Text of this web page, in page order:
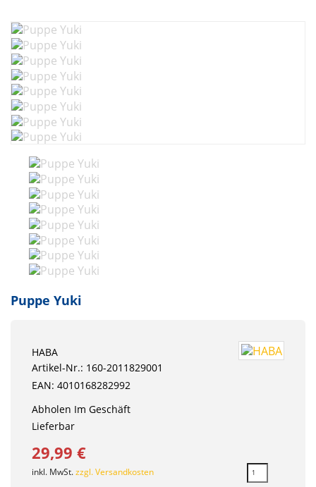
Puppe Yuki
HABA
Artikel-Nr.: 160-2011829001
EAN: 4010168282992
Abholen Im Geschäft
Lieferbar
29,99 €
inkl. MwSt.zzgl. Versandkosten